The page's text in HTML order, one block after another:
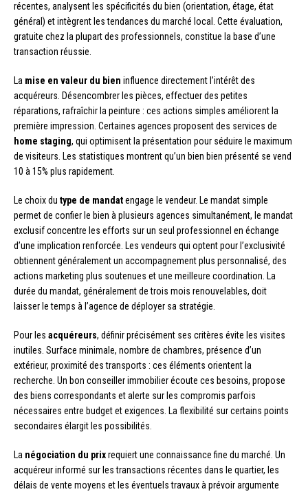
récentes, analysent les spécificités du bien (orientation, étage, état
général) et intègrent les tendances du marché local. Cette évaluation,
gratuite chez la plupart des professionnels, constitue la base d’une
transaction réussie.
La mise en valeur du bien influence directement l’intérêt des
acquéreurs. Désencombrer les pièces, effectuer des petites
réparations, rafraîchir la peinture : ces actions simples améliorent la
première impression. Certaines agences proposent des services de
home staging, qui optimisent la présentation pour séduire le maximum
de visiteurs. Les statistiques montrent qu’un bien bien présenté se vend
10 à 15% plus rapidement.
Le choix du type de mandatengage le vendeur. Le mandat simple
permet de confier le bien à plusieurs agences simultanément, le mandat
exclusif concentre les efforts sur un seul professionnel en échange
d’une implication renforcée. Les vendeurs qui optent pour l’exclusivité
obtiennent généralement un accompagnement plus personnalisé, des
actions marketing plus soutenues et une meilleure coordination. La
durée du mandat, généralement de trois mois renouvelables, doit
laisser le temps à l’agence de déployer sa stratégie.
Pour les acquéreurs, définir précisément ses critères évite les visites
inutiles. Surface minimale, nombre de chambres, présence d’un
extérieur, proximité des transports : ces éléments orientent la
recherche. Un bon conseiller immobilier écoute ces besoins, propose
des biens correspondants et alerte sur les compromis parfois
nécessaires entre budget et exigences. La flexibilité sur certains points
secondaires élargit les possibilités.
La négociation du prixrequiert une connaissance fine du marché. Un
acquéreur informé sur les transactions récentes dans le quartier, les
délais de vente moyens et les éventuels travaux à prévoir argumente